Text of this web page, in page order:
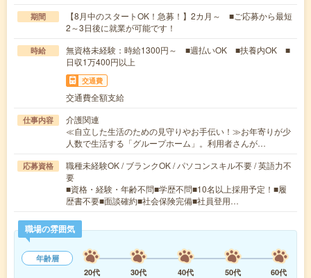
期間
【8月中のスタートOK！急募！】2カ月～ ■ご応募から最短
2～3日後に就業が可能です！
時給
無資格未経験：時給1300円～ ■週払いOK ■扶養内OK ■
日収1万400円以上
交通費
交通費全額支給
仕事内容
介護関連
≪自立した生活のための見守りやお手伝い！≫お年寄りが少
人数で生活する「グループホーム」。利用者さんが…
応募資格
職種未経験OK / ブランクOK / パソコンスキル不要 / 英語力不
要
■資格・経験・年齢不問■学歴不問■10名以上採用予定！■履
歴書不要■面談確約■社会保険完備■社員登用…
職場の雰囲気
年齢層
20代
30代 40代 50代
60代